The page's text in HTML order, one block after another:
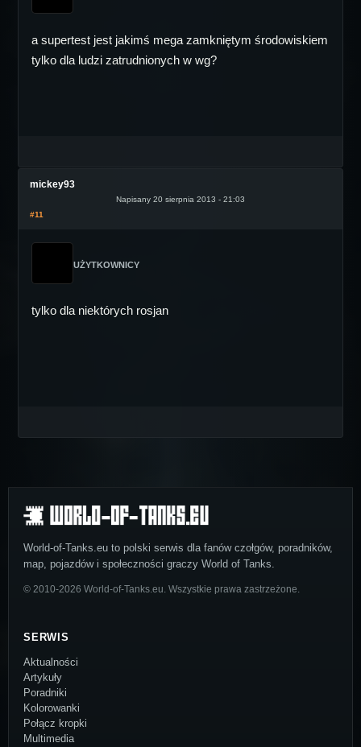
a supertest jest jakimś mega zamkniętym środowiskiem
tylko dla ludzi zatrudnionych w wg?
mickey93
Napisany 20 sierpnia 2013 - 21:03
#11
UŻYTKOWNICY
tylko dla niektórych rosjan
World-of-Tanks.eu to polski serwis dla fanów czołgów, poradników,
map, pojazdów i społeczności graczy World of Tanks.
© 2010-2026 World-of-Tanks.eu. Wszystkie prawa zastrzeżone.
SERWIS
Aktualności
Artykuły
Poradniki
Kolorowanki
Połącz kropki
Multimedia